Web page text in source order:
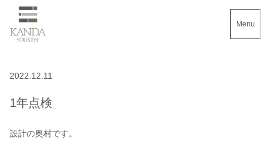
Menu
2022.12.11
1年点検
設計の奥村です。